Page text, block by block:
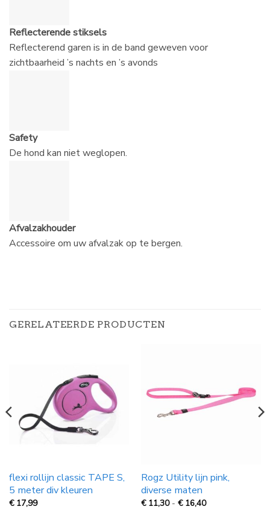
Reflecterende stiksels
Reflecterend garen is in de band geweven voor
zichtbaarheid ’s nachts en ’s avonds
Safety
De hond kan niet weglopen.
Afvalzakhouder
Accessoire om uw afvalzak op te bergen.
GERELATEERDE PRODUCTEN
flexi rollijn classic TAPE S,
5 meter div kleuren
€ 17,99
Rogz Utility lijn pink,
diverse maten
€ 11,30 - € 16,40Prijsklasse: